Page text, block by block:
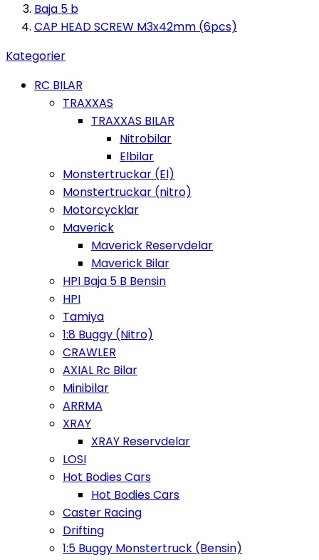
Baja 5 b
CAP HEAD SCREW M3x42mm (6pcs)
Kategorier
RC BILAR
TRAXXAS
TRAXXAS BILAR
Nitrobilar
Elbilar
Monstertruckar (El)
Monstertruckar (nitro)
Motorcycklar
Maverick
Maverick Reservdelar
Maverick Bilar
HPI Baja 5 B Bensin
HPI
Tamiya
1:8 Buggy (Nitro)
CRAWLER
AXIAL Rc Bilar
Minibilar
ARRMA
XRAY
XRAY Reservdelar
LOSI
Hot Bodies Cars
Hot Bodies Cars
Caster Racing
Drifting
1:5 Buggy Monstertruck (Bensin)